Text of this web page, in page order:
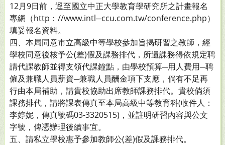
12月9日前，逕至國立中正大學教育學研究所之計畫報名
專網（http：//www.intl─ccu.com.tw/conference.php）
填妥報名資料。
四、本局同意市立高級中等學校參加旨揭研習之教師，經
學校同意後核予公(差)假及課務排代，所遺課務得依規定聘
請代課教師並得支領代課鐘點，由學校預算─用人費用─聘
僱及兼職人員薪資─兼職人員酬金項下支應，倘有不足再
行由本局補助，請貴校協助出席教師課務排代。貴校倘須
課務排代，請將課表傳真至本局高級中等教育科(收件人：
李婷妮，傳真號碼03-3320515)，並註明研習內容與公文
字號，俾憑辦理後續事宜。
五、請私立學校惠予參加教師公(差)假及課務排代。